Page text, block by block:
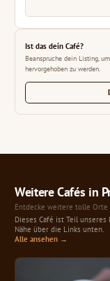
Ist das dein Café?
Beanspruche dein Listing,
hervorgehoben zu werden.
Weitere Cafés in
Entdecke weitere tolle Orte
Dieses Café ist Teil
Nähe über die Links unten.
Alle ansehen →